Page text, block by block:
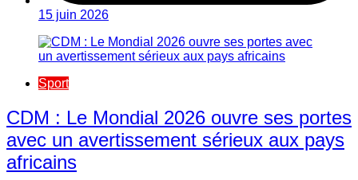
15 juin 2026
Sport
CDM : Le Mondial 2026 ouvre ses portes
avec un avertissement sérieux aux pays
africains